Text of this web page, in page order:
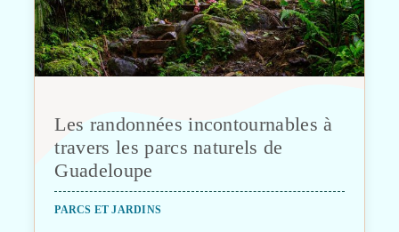
Les randonnées incontournables à
travers les parcs naturels de
Guadeloupe
PARCS ET JARDINS